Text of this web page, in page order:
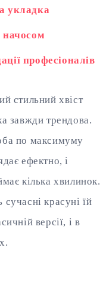
укладка
начосом
професіоналів
стильний хвіст
завжди трендова.
по максимуму
ефектно, і
кілька хвилинок.
красуні їй
версії, і в